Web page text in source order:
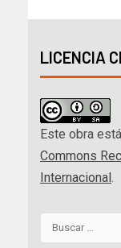
LICENCIA
Este obra
Commons
Internacional.